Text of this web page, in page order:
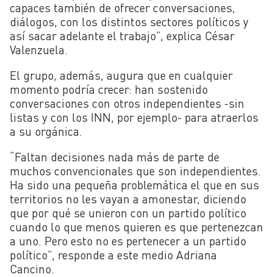
capaces también de ofrecer conversaciones,
diálogos, con los distintos sectores políticos y
así sacar adelante el trabajo”, explica César
Valenzuela.
El grupo, además, augura que en cualquier
momento podría crecer: han sostenido
conversaciones con otros independientes -sin
listas y con los INN, por ejemplo- para atraerlos
a su orgánica.
“Faltan decisiones nada más de parte de
muchos convencionales que son independientes.
Ha sido una pequeña problemática el que en sus
territorios no les vayan a amonestar, diciendo
que por qué se unieron con un partido político
cuando lo que menos quieren es que pertenezcan
a uno. Pero esto no es pertenecer a un partido
político”, responde a este medio Adriana
Cancino.